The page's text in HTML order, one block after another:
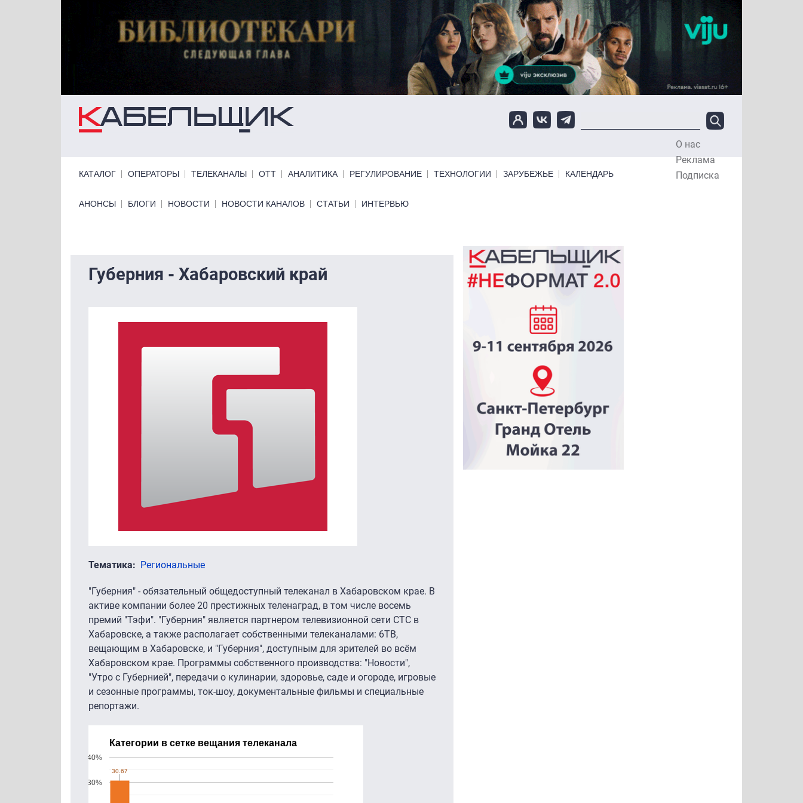
О нас
Реклама
Подписка
КАТАЛОГ ОПЕРАТОРЫ ТЕЛЕКАНАЛЫ ОТТ АНАЛИТИКА РЕГУЛИРОВАНИЕ ТЕХНОЛОГИИ ЗАРУБЕЖЬЕ КАЛЕНДАРЬ
Primary links bottom
АНОНСЫ БЛОГИ НОВОСТИ НОВОСТИ КАНАЛОВ СТАТЬИ ИНТЕРВЬЮ
Губерния - Хабаровский край
Тематика Региональные
"Губерния" - обязательный общедоступный телеканал в Хабаровском крае. В
активе компании более 20 престижных теленаград, в том числе восемь
премий "Тэфи". "Губерния" является партнером телевизионной сети СТС в
Хабаровске, а также располагает собственными телеканалами: 6ТВ,
вещающим в Хабаровске, и "Губерния", доступным для зрителей во всём
Хабаровском крае. Программы собственного производства: "Новости",
"Утро с Губернией", передачи о кулинарии, здоровье, саде и огороде, игровые
и сезонные программы, ток-шоу, документальные фильмы и специальные
репортажи.
Категории в сетке вещания телеканала
30%
40%
30.67
30.67